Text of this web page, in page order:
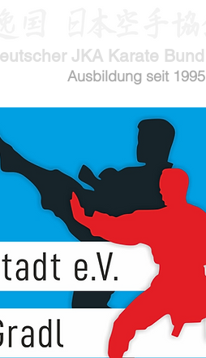
JKA Karate Bund
Ausbildung seit 1995